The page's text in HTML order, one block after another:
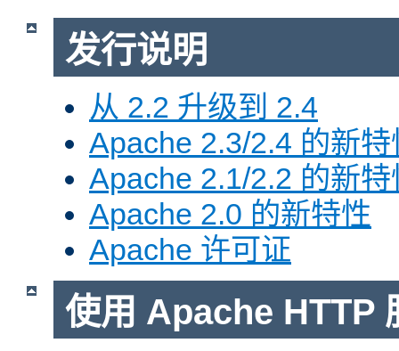
发行说明
从 2.2 升级到 2.4
Apache 2.3/2.4 的新特
Apache 2.1/2.2 的新特
Apache 2.0 的新特性
Apache 许可证
使用 Apache HTTP